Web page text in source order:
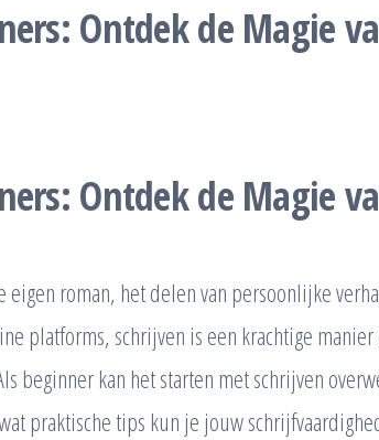
Ontdek de Magie
Ontdek de Magie
eigen roman, het delen van persoonlijke
platforms, schrijven is een krachtige
beginner kan het starten met schrijven
praktische tips kun je jouw